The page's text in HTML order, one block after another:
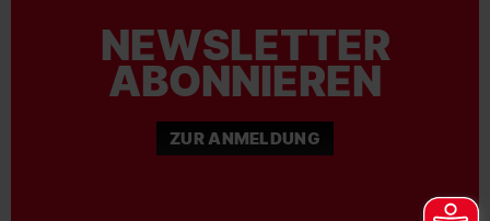
NEWSLETTER
ABONNIEREN
ZUR ANMELDUNG